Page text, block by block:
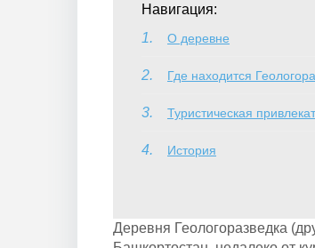
Геологоразведка
Навигация:
О деревне
Где находится
Туристическая
История
Деревня Геологоразведка